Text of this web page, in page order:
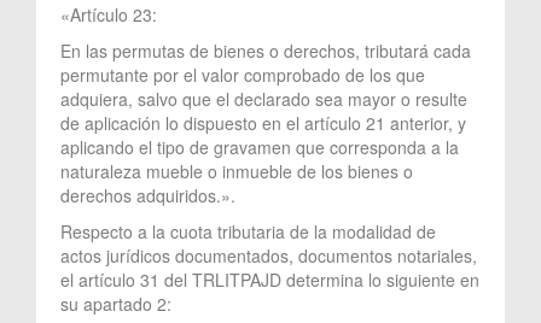
«Artículo 23:
En las permutas de bienes o derechos, tributará cada
permutante por el valor comprobado de los que
adquiera, salvo que el declarado sea mayor o resulte
de aplicación lo dispuesto en el artículo 21 anterior, y
aplicando el tipo de gravamen que corresponda a la
naturaleza mueble o inmueble de los bienes o
derechos adquiridos.».
Respecto a la cuota tributaria de la modalidad de
actos jurídicos documentados, documentos notariales,
el artículo 31 del TRLITPAJD determina lo siguiente en
su apartado 2: